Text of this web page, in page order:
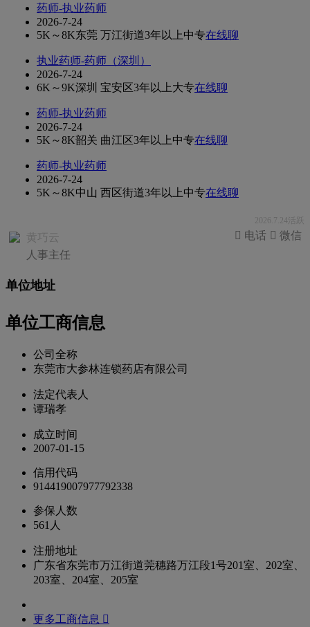
药师-执业药师
2026-7-24
5K～8K东莞 万江街道3年以上中专在线聊
执业药师-药师（深圳）
2026-7-24
6K～9K深圳 宝安区3年以上大专在线聊
药师-执业药师
2026-7-24
5K～8K韶关 曲江区3年以上中专在线聊
药师-执业药师
2026-7-24
5K～8K中山 西区街道3年以上中专在线聊
2026.7.24活跃
黄巧云
人事主任
 微信
 电话
单位地址
单位工商信息
公司全称
东莞市大参林连锁药店有限公司
法定代表人
谭瑞孝
成立时间
2007-01-15
信用代码
914419007977792338
参保人数
561人
注册地址
广东省东莞市万江街道莞穗路万江段1号201室、202室、
203室、204室、205室
更多工商信息 